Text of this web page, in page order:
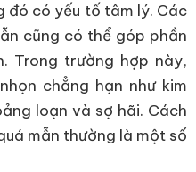
đó có yếu tố tâm lý. Các
cũng có thể góp phần
Trong trường hợp này,
chẳng hạn như kim
loạn và sợ hãi. Cách
mẫn thường là một số